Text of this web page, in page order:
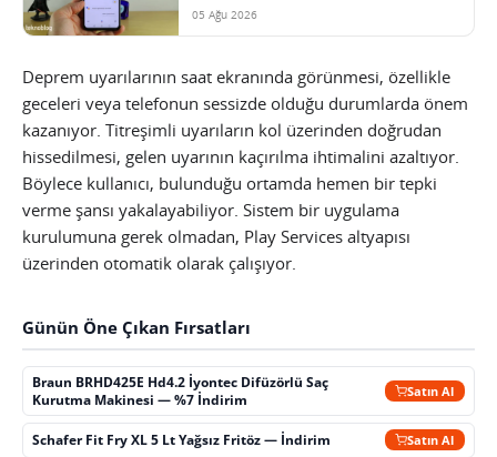
05 Ağu 2026
Deprem uyarılarının saat ekranında görünmesi, özellikle
geceleri veya telefonun sessizde olduğu durumlarda önem
kazanıyor. Titreşimli uyarıların kol üzerinden doğrudan
hissedilmesi, gelen uyarının kaçırılma ihtimalini azaltıyor.
Böylece kullanıcı, bulunduğu ortamda hemen bir tepki
verme şansı yakalayabiliyor. Sistem bir uygulama
kurulumuna gerek olmadan, Play Services altyapısı
üzerinden otomatik olarak çalışıyor.
Günün Öne Çıkan Fırsatları
Braun BRHD425E Hd4.2 İyontec Difüzörlü Saç
Kurutma Makinesi — %7 İndirim
Satın Al
Schafer Fit Fry XL 5 Lt Yağsız Fritöz — İndirim Satın Al